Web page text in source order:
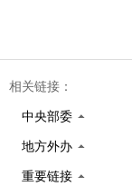
相关链接：
中央部委
地方外办
重要链接